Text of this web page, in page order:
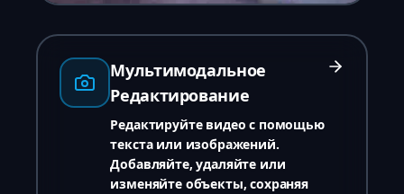
Мультимодальное
Редактирование
Редактируйте видео с помощью
текста или изображений.
Добавляйте, удаляйте или
изменяйте объекты, сохраняя